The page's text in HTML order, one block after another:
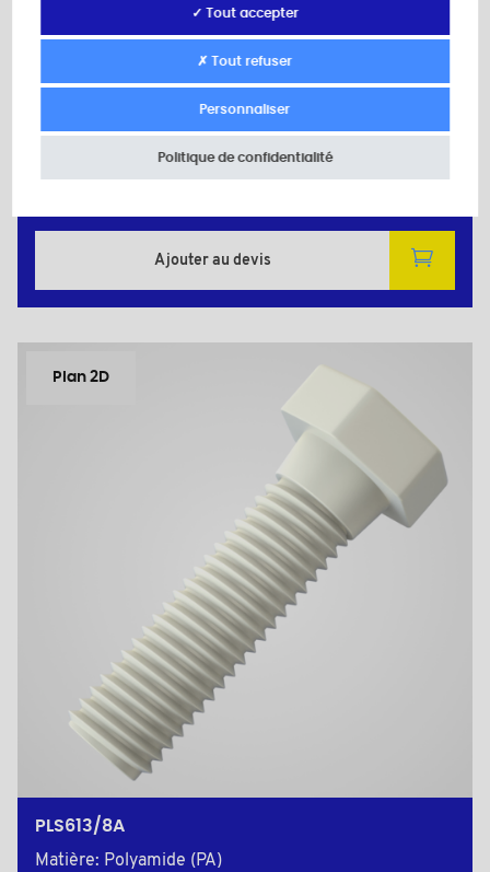
Matière: Polyamide (PA)
Couleur: naturel
Ajouter au devis
Plan 2D
PLS613/8A
Matière: Polyamide (PA)
✓ Tout accepter
✗ Tout refuser
Personnaliser
Politique de confidentialité